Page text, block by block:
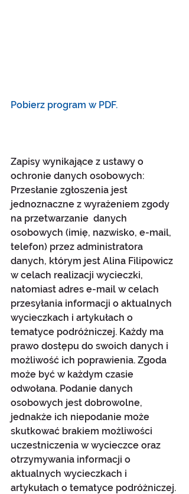
Pobierz program w PDF.
Zapisy wynikające z ustawy o
ochronie danych osobowych:
Przesłanie zgłoszenia jest
jednoznaczne z wyrażeniem zgody
na przetwarzanie  danych
osobowych (imię, nazwisko, e-mail,
telefon) przez administratora
danych, którym jest Alina Filipowicz
w celach realizacji wycieczki,
natomiast adres e-mail w celach
przesyłania informacji o aktualnych
wycieczkach i artykułach o
tematyce podróżniczej. Każdy ma
prawo dostępu do swoich danych i
możliwość ich poprawienia. Zgoda
może być w każdym czasie
odwołana. Podanie danych
osobowych jest dobrowolne,
jednakże ich niepodanie może
skutkować brakiem możliwości
uczestniczenia w wycieczce oraz
otrzymywania informacji o
aktualnych wycieczkach i
artykułach o tematyce podróżniczej.